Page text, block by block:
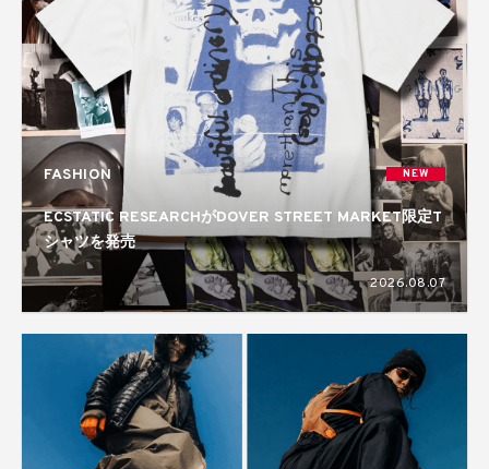
FASHION NEW
ECSTATIC RESEARCHがDOVER STREET MARKET限定T
シャツを発売
2026.08.07